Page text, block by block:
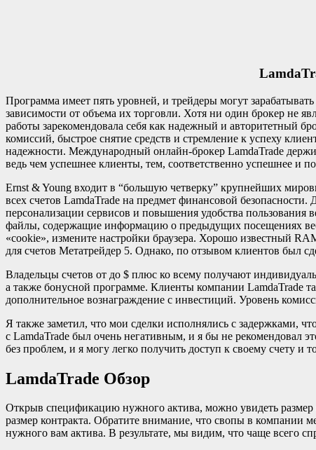
Программа имеет пять уровней, и трейдеры могут
зависимости от объема их торговли. Хотя ни один брокер не
работы зарекомендовала себя как надежный и авторитетный
комиссий, быстрое снятие средств и стремление к успеху
надежности. Международный онлайн-брокер LamdaTrade
ведь чем успешнее клиенты, тем, соответственно успешнее и
Ernst & Young входит в “большую четверку” крупнейших
всех счетов LamdaTrade на предмет финансовой
персонализации сервисов и повышения удобства пользования
файлы, содержащие информацию о предыдущих посещениях
«cookie», измените настройки браузера. Хорошо известный
для счетов Метатрейдер 5. Однако, по отзывом клиентов был
Владельцы счетов от до $ плюс ко всему получают
а также бонусной программе. Клиенты компании LamdaTrade
дополнительное вознаграждение с инвестиций. Уровень
Я также заметил, что мои сделки исполнялись с задержками,
с LamdaTrade был очень негативным, и я бы не рекомендовал
без проблем, и я могу легко получить доступ к своему счету и
LamdaTrade Обзор
Открыв спецификацию нужного актива, можно увидеть
размер контракта. Обратите внимание, что свопы в компании
нужного вам актива. В результате, мы видим, что чаще всего